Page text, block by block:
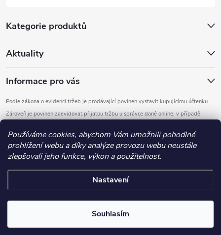
Používáme cookies, abychom Vám umožnili pohodlné
prohlížení webu a díky analýze provozu webu neustále
zlepšovali jeho funkce, výkon a použitelnost.
Nastavení
Souhlasím
Kategorie produktů
Aktuality
Informace pro vás
Podle zákona o evidenci tržeb je prodávající povinen vystavit kupujícímu účtenku.
Zároveň je povinen zaevidovat přijatou tržbu u správce daně online; v případě
Vytvořil Shoptet
Copyright 2026DOMYS. Všechna práva vyhrazena.
.detail-parameters img, .basic-description img, .extended-description
img, .category-perex img, .category-description img, .article-content